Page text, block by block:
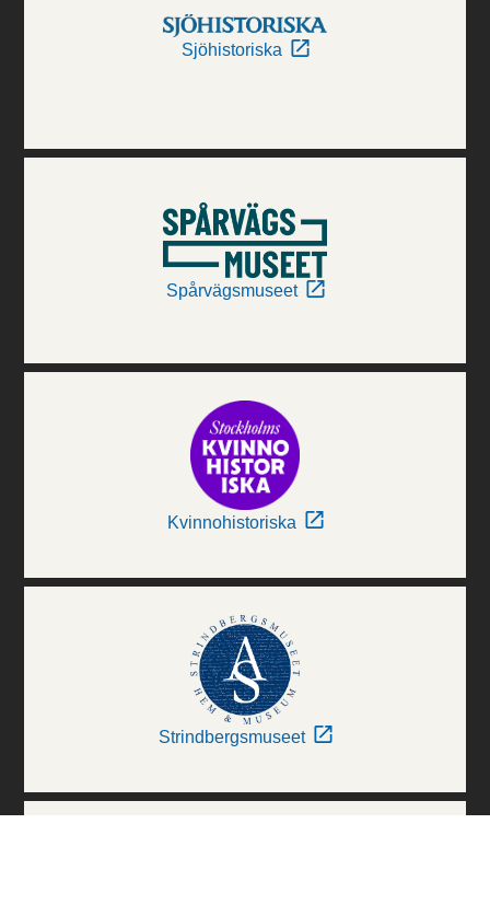
Sjöhistoriska
Spårvägsmuseet
Kvinnohistoriska
Strindbergsmuseet